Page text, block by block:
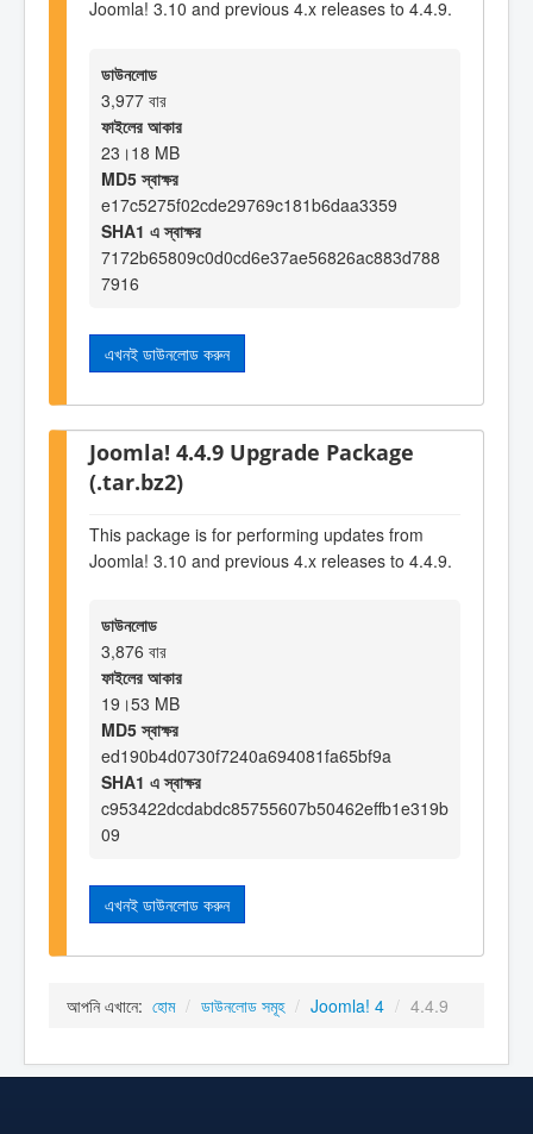
Joomla! 3.10 and previous 4.x releases to 4.4.9.
ডাউনলোড
3,977 বার
ফাইলের আকার
23।18 MB
MD5 স্বাক্ষর
e17c5275f02cde29769c181b6daa3359
SHA1 এ স্বাক্ষর
7172b65809c0d0cd6e37ae56826ac883d788
7916
এখনই ডাউনলোড করুন
Joomla! 4.4.9 Upgrade Package
(.tar.bz2)
This package is for performing updates from
Joomla! 3.10 and previous 4.x releases to 4.4.9.
ডাউনলোড
3,876 বার
ফাইলের আকার
19।53 MB
MD5 স্বাক্ষর
ed190b4d0730f7240a694081fa65bf9a
SHA1 এ স্বাক্ষর
c953422dcdabdc85755607b50462effb1e319b
09
এখনই ডাউনলোড করুন
আপনি এখানে: হোম / ডাউনলোড সমূহ / Joomla! 4 / 4.4.9